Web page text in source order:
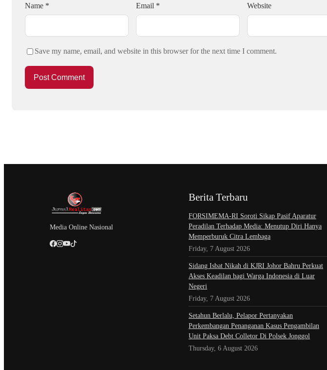
Name * Email * Website
Save my name, email, and website in this browser for the next time I comment.
Media Online Nasional
Berita Terbaru
​FORSIMEMA-RI Soroti Sikap Pasif Aparatur
Peradilan Terhadap Media: Menutup Diri Hanya
Memperburuk Citra Lembaga
Friday, 7 August 2026
Sidang Isbat Nikah di KJRI Johor Bahru Perkuat
Akses Keadilan bagi Warga Indonesia di Luar
Negeri
Friday, 7 August 2026
Setahun Berlalu, Pelapor Pertanyakan
Perkembangan Penanganan Kasus Pengambilan
Unit Paksa Debt Colletor Di Polsek Jonggol
Thursday, 6 August 2026